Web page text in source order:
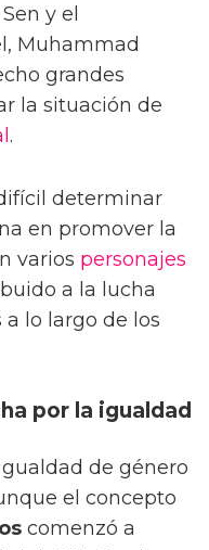
y el
Muhammad
grandes
la situación de
.
determinar
en promover la
varios personajes
a la lucha
lo largo de los
por la igualdad
de género
el concepto
comenzó a